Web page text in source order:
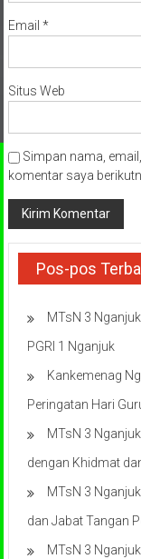
Email *
Situs Web
Simpan nama,
komentar saya
Pos-pos
MTsN 3
PGRI 1 Nganjuk
Kankemenag
Peringatan Hari
MTsN 3
dengan Khidmat
MTsN 3
dan Jabat Tangan
MTsN 3